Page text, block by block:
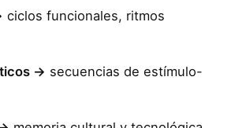
ciclos funcionales, ritmos
→ secuencias de estímulo-